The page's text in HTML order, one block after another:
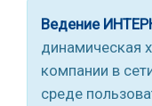
Ведение
динамическая
компании в
среде